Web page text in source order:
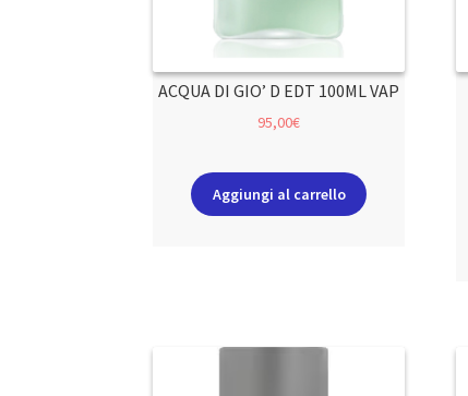
ACQUA DI GIO’ D EDT 100ML VAP
95,00€
Aggiungi al carrello